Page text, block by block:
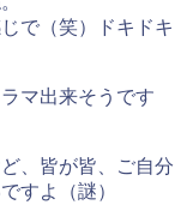
で（笑）ドキドキ
マ出来そうです
、皆が皆、ご自分
すよ（謎）